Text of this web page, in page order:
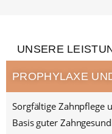
UNSERE
PROPHY­LAXE
Sorgfältige Zahn­pflege
Basis guter